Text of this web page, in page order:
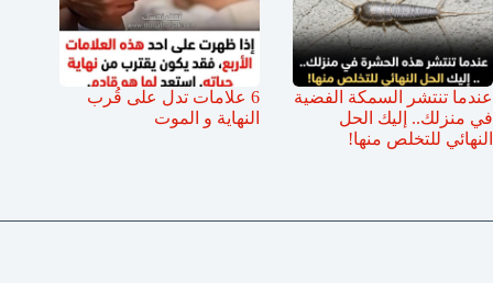
عندما تنتشر السمكة الفضية
في منزلك.. إليك الحل
النهائي للتخلص منها!
6 علامات تدل على قُرب
النهاية و الموت